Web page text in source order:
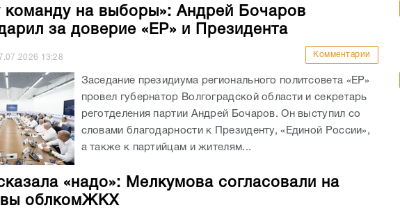
команду на выборы»: Андрей Бочаров
за доверие «ЕР» и Президента
13:28 Комментарии
Заседание президиума регионального политсовета «ЕР»
провел губернатор Волгоградской области и секретарь
реготделения партии Андрей Бочаров. Он выступил со
словами благодарности к Президенту, «Единой России»,
а также к партийцам и жителям...
«надо»: Мелкумова согласовали на
облкомЖКХ